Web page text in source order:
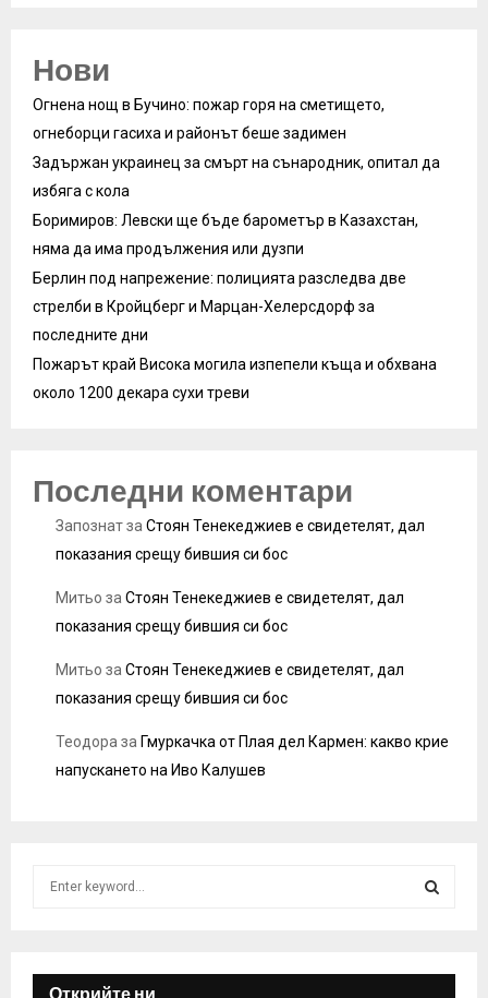
Нови
Огнена нощ в Бучино: пожар горя на сметището,
огнеборци гасиха и районът беше задимен
Задържан украинец за смърт на сънародник, опитал да
избяга с кола
Боримиров: Левски ще бъде барометър в Казахстан,
няма да има продължения или дузпи
Берлин под напрежение: полицията разследва две
стрелби в Кройцберг и Марцан-Хелерсдорф за
последните дни
Пожарът край Висока могила изпепели къща и обхвана
около 1200 декара сухи треви
Последни коментари
Запознатза Стоян Тенекеджиев е свидетелят, дал
показания срещу бившия си бос
Митьо за Стоян Тенекеджиев е свидетелят, дал
показания срещу бившия си бос
Митьо за Стоян Тенекеджиев е свидетелят, дал
показания срещу бившия си бос
Теодора за Гмуркачка от Плая дел Кармен: какво крие
напускането на Иво Калушев
E